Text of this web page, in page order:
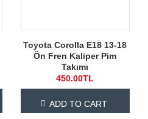
Toyota Corolla E18 13-18
Ön Fren Kaliper Pim
Takımı
450.00TL
ADD TO CART